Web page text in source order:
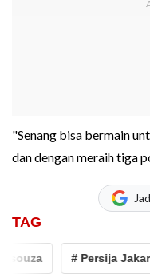
"Senang bisa bermain
dan dengan meraih tiga
TAG
# Persija Jakarta